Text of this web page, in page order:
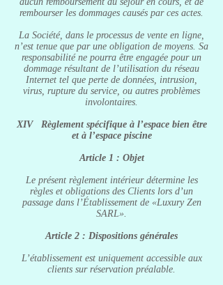
rembourser les dommages causés par ces actes.
La Société, dans le processus de vente en ligne,
n’est tenue que par une obligation de moyens. Sa
responsabilité ne pourra être engagée pour un
dommage résultant de l’utilisation du réseau
Internet tel que perte de données, intrusion,
virus, rupture du service, ou autres problèmes
involontaires.
XIV Règlement spécifique à l’espace bien être
et à l’espace piscine
Article 1 : Objet
Le présent règlement intérieur détermine les
règles et obligations des Clients lors d’un
passage dans l’Établissement de «Luxury Zen
SARL».
Article 2 : Dispositions générales
L’établissement est uniquement accessible aux
clients sur réservation préalable.